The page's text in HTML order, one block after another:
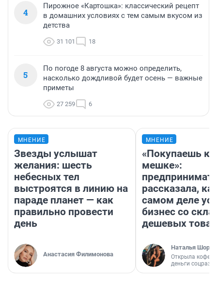
4
Пирожное «Картошка»: классический рецепт
в домашних условиях с тем самым вкусом из
детства
31 101 18
5
По погоде 8 августа можно определить,
насколько дождливой будет осень — важные
приметы
27 259 6
МНЕНИЕ
Звезды услышат
желания: шесть
небесных тел
выстроятся в линию на
параде планет — как
правильно провести
день
Анастасия Филимонова
МНЕНИЕ
«Покупаешь
мешке»:
рассказала,
самом деле
бизнес со
дешевых
Наталья
Открыла
деньги